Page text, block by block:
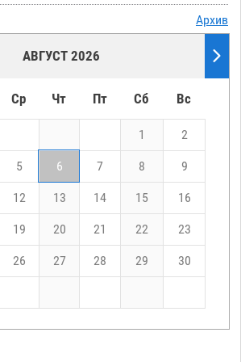
Архив
АВГУСТ 2026
Ср Чт Пт Сб Вс
1 2
5 6 7 8 9
12 13 14 15 16
19 20 21 22 23
26 27 28 29 30